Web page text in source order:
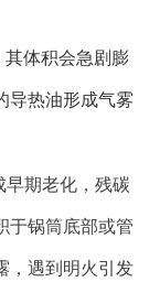
体积会急剧膨
导热油形成气雾
期老化，残碳
于锅筒底部或管
，遇到明火引发